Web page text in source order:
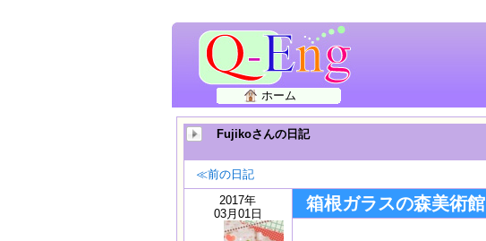
ホーム
Fujikoさんの日記
≪前の日記
2017年
03月01日
箱根ガラスの森美術館